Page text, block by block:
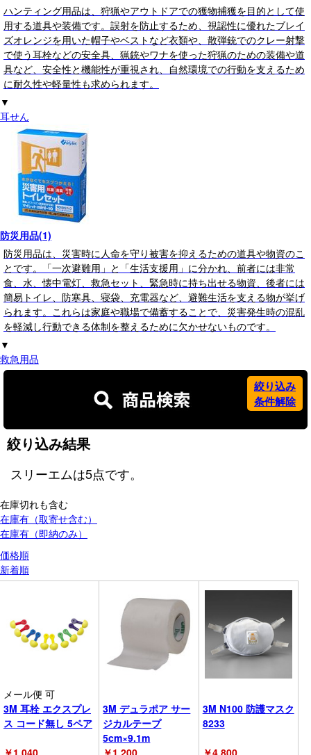
ハンティング用品は、狩猟やアウトドアでの獲物捕獲を目的として使
用する道具や装備です。誤射を防止するため、視認性に優れたブレイ
ズオレンジを用いた帽子やベストなど衣類や、散弾銃でのクレー射撃
で使う耳栓などの安全具、猟銃やワナを使った狩猟のための装備や道
具など、安全性と機能性が重視され、自然環境での行動を支えるため
に耐久性や軽量性も求められます。
▼
耳せん
防災用品(1)
防災用品は、災害時に人命を守り被害を抑えるための道具や物資のこ
とです。「一次避難用」と「生活支援用」に分かれ、前者には非常
食、水、懐中電灯、救急セット、緊急時に持ち出せる物資、後者には
簡易トイレ、防寒具、寝袋、充電器など、避難生活を支える物が挙げ
られます。これらは家庭や職場で備蓄することで、災害発生時の混乱
を軽減し行動できる体制を整えるために欠かせないものです。
▼
救急用品
絞り込み結果
絞り込み
条件解除
スリーエムは5点です。
在庫切れも含む
在庫有（取寄せ含む）
在庫有（即納のみ）
価格順
新着順
メール便 可
3M 耳栓 エクスプレ
ス コード無し 5ペア
3M デュラポア サー
ジカルテープ
5cm×9.1m
3M N100 防護マスク
8233